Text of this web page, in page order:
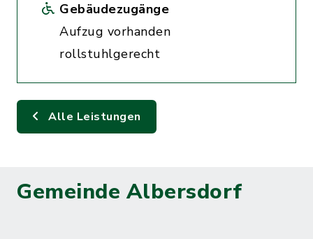
Gebäudezugänge
Aufzug vorhanden
rollstuhlgerecht
Alle Leistungen
Gemeinde Albersdorf